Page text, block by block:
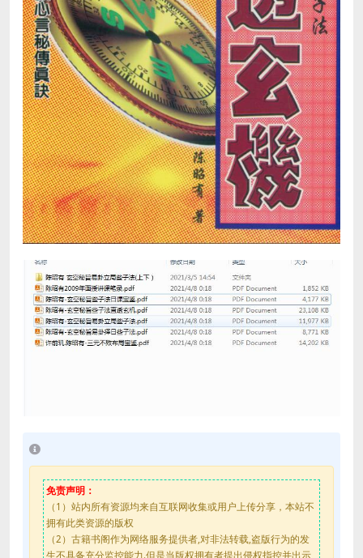
免责声明：
（1）站内所有资源均来自互联网收集或用户上传分享，本站不
拥有此类资源的版权
（2）古籍书阁作为网络服务提供者,对非法转载,盗版行为的发
生不具备充分监控能力.但是当版权拥有者提出侵权指控并出示